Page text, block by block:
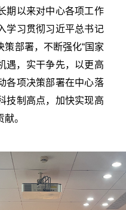
期以来对中心各项工作
学习贯彻习近平总书记
部署，不断强化“国家
遇，实干争先，以更高
各项决策部署在中心落
技制高点，加快实现高
。